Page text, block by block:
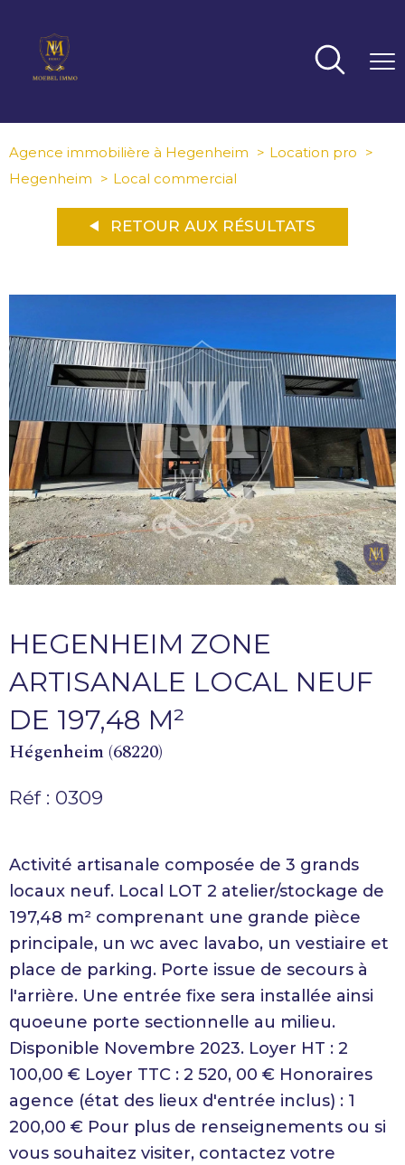
Agence immobilière à Hegenheim
Location pro
Hegenheim
Local commercial
RETOUR AUX RÉSULTATS
HEGENHEIM ZONE
ARTISANALE LOCAL NEUF
DE 197,48 M²
Hégenheim (68220)
Réf : 0309
Activité artisanale composée de 3 grands
locaux neuf. Local LOT 2 atelier/stockage de
197,48 m² comprenant une grande pièce
principale, un wc avec lavabo, un vestiaire et
place de parking. Porte issue de secours à
l'arrière. Une entrée fixe sera installée ainsi
quoeune porte sectionnelle au milieu.
Disponible Novembre 2023. Loyer HT : 2
100,00 € Loyer TTC : 2 520, 00 € Honoraires
agence (état des lieux d'entrée inclus) : 1
200,00 € Pour plus de renseignements ou si
vous souhaitez visiter, contactez votre